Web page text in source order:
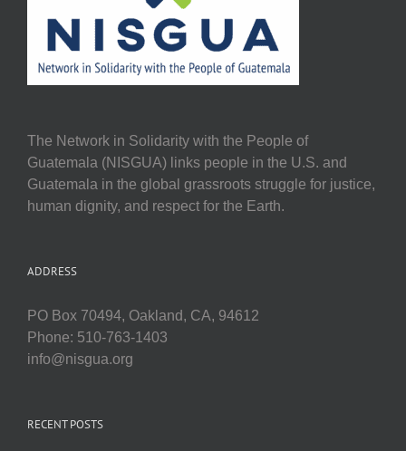
The Network in Solidarity with the People of
Guatemala (NISGUA) links people in the U.S. and
Guatemala in the global grassroots struggle for justice,
human dignity, and respect for the Earth.
ADDRESS
PO Box 70494, Oakland, CA, 94612
Phone: 510-763-1403
info@nisgua.org
RECENT POSTS